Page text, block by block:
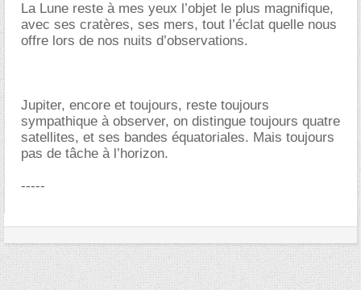
La Lune reste à mes yeux l’objet le plus magnifique,
avec ses cratères, ses mers, tout l’éclat quelle nous
offre lors de nos nuits d’observations.
Jupiter, encore et toujours, reste toujours
sympathique à observer, on distingue toujours quatre
satellites, et ses bandes équatoriales. Mais toujours
pas de tâche à l’horizon.
-----